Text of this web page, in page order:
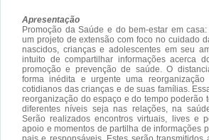
Apresentação
Promoção da Saúde e do bem-estar em
um projeto de extensão com foco no cuidado
nascidos, crianças e adolescentes em seu
intuito de compartilhar informações acerca
promoção e prevenção de saúde. O
forma inédita e urgente uma
cotidianos das crianças e de suas famílias.
reorganização do espaço e do tempo poderão
diferentes níveis seja nas relações, na
Serão realizados encontros virtuais, lives e
apoio e momentos de partilha de informações